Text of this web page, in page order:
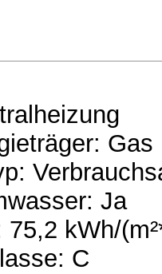
Gas
Ja
kWh/
C